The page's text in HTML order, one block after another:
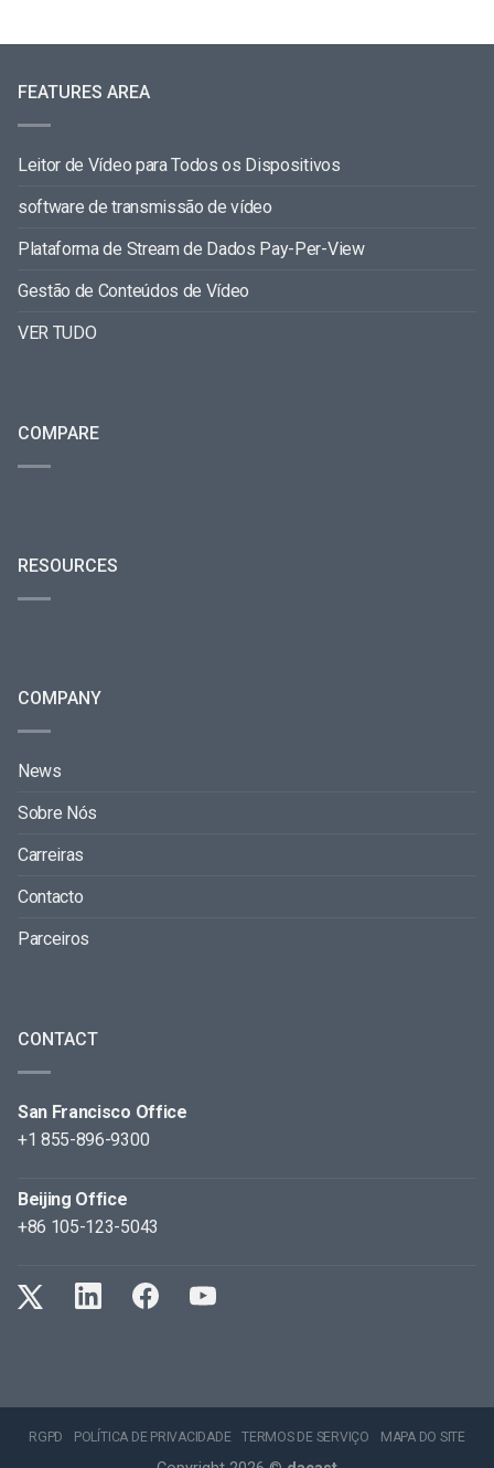
FEATURES AREA
Leitor de Vídeo para Todos os Dispositivos
software de transmissão de vídeo
Plataforma de Stream de Dados Pay-Per-View
Gestão de Conteúdos de Vídeo
VER TUDO
COMPARE
RESOURCES
COMPANY
News
Sobre Nós
Carreiras
Contacto
Parceiros
CONTACT
San Francisco Office
+1 855-896-9300
Beijing Office
+86 105-123-5043
RGPD POLÍTICA DE PRIVACIDADE TERMOS DE SERVIÇO MAPA DO SITE